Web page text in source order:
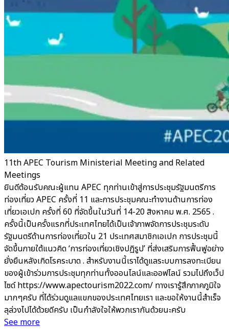
11th APEC Tourism Ministerial Meeting and Related
Meetings
ยินดีต้อนรับคณะผู้แทน APEC ทุกท่านเข้าสู่การประชุมรัฐมนตรีการ
ท่องเที่ยว APEC ครั้งที่ 11 และการประชุมคณะทำงานด้านการท่อง
เที่ยวเอเปก ครั้งที่ 60 ที่จัดขึ้นในวันที่ 14-20 สิงหาคม พ.ศ. 2565 .
ครั้งนี้เป็นครั้งแรกที่ประเทศไทยได้เป็นเจ้าภาพจัดการประชุมระดับ
รัฐมนตรีด้านการท่องเที่ยวใน 21 ประเทศสมาชิกเอเปก การประชุมนี้
จัดขึ้นภายใต้แนวคิด ‘การท่องเที่ยวเชิงปฏิรูป’ ที่ส่งเสริมการฟื้นฟูอย่าง
ยั่งยืนหลังเกิดโรคระบาด . สำหรับงานนี้เราได้ดูแลระบบการลงทะเบียน
ของผู้เข้าร่วมการประชุมทุกท่านทั้งออนไลน์และออฟไลน์ รวมไปถึงเว็ป
ไซด์ https://www.apectourism2022.com/ ทางเรารู้สึกภาคภูมิใจ
มากๆครับ ที่ได้ร่วมดูแลแขกของประเทศไทยเรา และขอให้งานนี้สำเร็จ
ลุล่วงไปได้ด้วยดีครับ เป็นกำลังใจให้พวกเรากันด้วยนะครับ
See more